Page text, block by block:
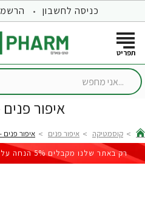
כניסה לחשבון
...אני
איפור פנים
home
קוסמטיקה איפור פנים
איפור פנים
רק באתר שלנו מקבלים 5% הנחה על הקנייה הבאה |